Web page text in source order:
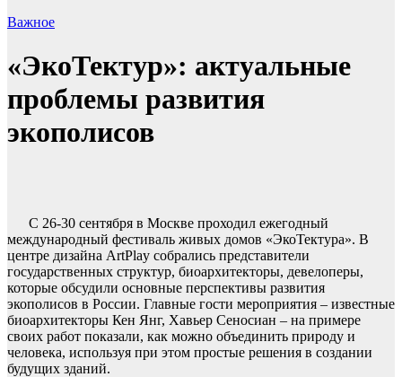
Важное
«ЭкоТектур»: актуальные
проблемы развития
экополисов
С 26-30 сентября в Москве проходил ежегодный
международный фестиваль живых домов «ЭкоТектура». В
центре дизайна ArtPlay собрались представители
государственных структур, биоархитекторы, девелоперы,
которые обсудили основные перспективы развития
экополисов в России. Главные гости мероприятия – известные
биоархитекторы Кен Янг, Хавьер Сеносиан – на примере
своих работ показали, как можно объединить природу и
человека, используя при этом простые решения в создании
будущих зданий.